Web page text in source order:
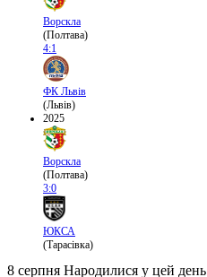
Ворскла
(Полтава)
4:1
ФК Львів
(Львів)
2025
Ворскла
(Полтава)
3:0
ЮКСА
(Тарасівка)
8 серпня Народилися у цей день